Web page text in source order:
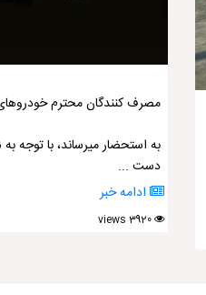
مصرف­ کنندگان محترم
به استحضار می­رساند، با
دست ...
ادامه خبر